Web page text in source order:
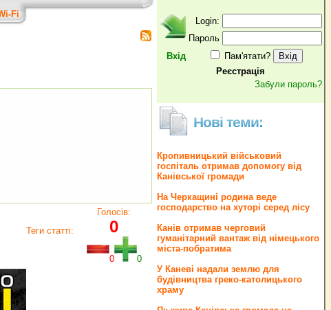
Fi
Теги статті:
Голосів:
0
0 0
Вхід
Login:
Пароль
Пам'ятати?
Реєстрація
Забули пароль?
Нові теми:
Кропивницький військовий
госпіталь отримав допомогу від
Канівської громади
На Черкащині родина веде
господарство на хуторі серед лісу
Канів отримав черговий
гуманітарний вантаж від німецького
міста-побратима
У Каневі надали землю для
будівництва греко‐католицького
храму